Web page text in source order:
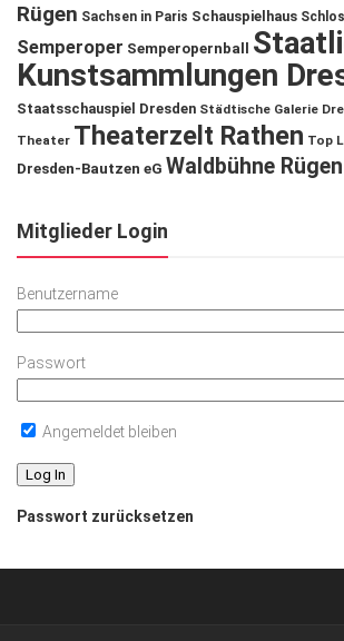
Rügen Sachsen in Paris Schauspielhaus
Semperoper Semperopernball
Kunstsammlungen
Staatsschauspiel Dresden Städtische Galerie
Theater Theaterzelt Rathen Top
Dresden-Bautzen eG Waldbühne Rügen
Mitglieder Login
Benutzername
Passwort
Angemeldet bleiben
Passwort zurücksetzen